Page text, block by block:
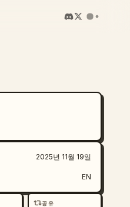
2025년 11월 19일
EN
공유